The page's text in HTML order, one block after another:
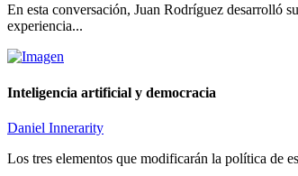
En esta conversación, Juan Rodríguez desarrolló
experiencia...
Inteligencia artificial y democracia
Daniel Innerarity
Los tres elementos que modificarán la política de